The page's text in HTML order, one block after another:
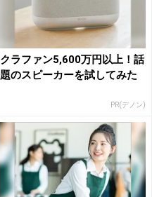
クラファン5,600万円以上！話
題のスピーカーを試してみた
PR(デノン)